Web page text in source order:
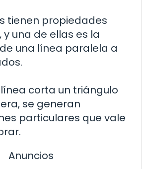
tienen propiedades
una de ellas es la
una línea paralela a
corta un triángulo
se generan
particulares que vale
Anuncios